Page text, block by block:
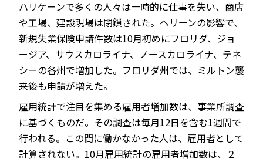
ハリケーンで多くの人々は一時的に仕事を失い、商店
や工場、建設現場は閉鎖された。ヘリーンの影響で、
新規失業保険申請件数は10月初めにフロリダ、ジョ
ージア、サウスカロライナ、ノースカロライナ、テネ
シーの各州で増加した。フロリダ州では、ミルトン襲
来後も申請が増えた。
雇用統計で注目を集める雇用者増加数は、事業所調査
に基づくものだ。その調査は毎月12日を含む1週間で
行われる。この間に働かなかった人は、雇用者として
計算されない。10月雇用統計の雇用者増加数は、２